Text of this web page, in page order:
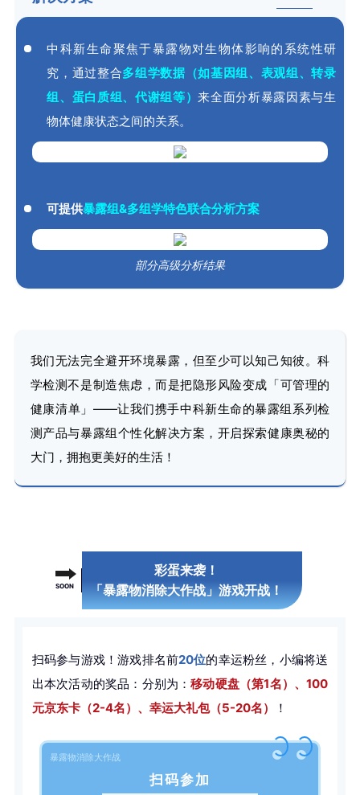
中科新生命聚焦于暴露物对生物体影响的系统性研
究，通过整合多组学数据（如基因组、表观组、转录
组、蛋白质组、代谢组等）来全面分析暴露因素与生
物体健康状态之间的关系。
可提供暴露组&多组学特色联合分析方案
部分高级分析结果
我们无法完全避开环境暴露，但至少可以知己知彼。科
学检测不是制造焦虑，而是把隐形风险变成「可管理的
健康清单」——让我们携手中科新生命的暴露组系列检
测产品与暴露组个性化解决方案，开启探索健康奥秘的
大门，拥抱更美好的生活！
SOON
彩蛋来袭！
「暴露物消除大作战」游戏开战！
扫码参与游戏！游戏排名前20位的幸运粉丝，小编将送
出本次活动的奖品：分别为：移动硬盘（第1名）、100
元京东卡（2-4名）、幸运大礼包（5-20名）
！
暴露物消除大作战
扫码参加